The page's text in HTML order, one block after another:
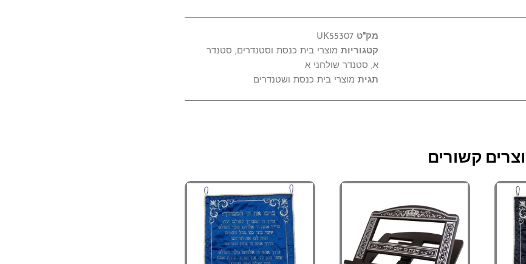
מק"ט UK55307
קטגוריות מוצרי בית כנסת וסטנדרים, סטנדר
א, סטנדר שולחני א
תגית מוצרי בית כנסת ושטנדרים
קשורים